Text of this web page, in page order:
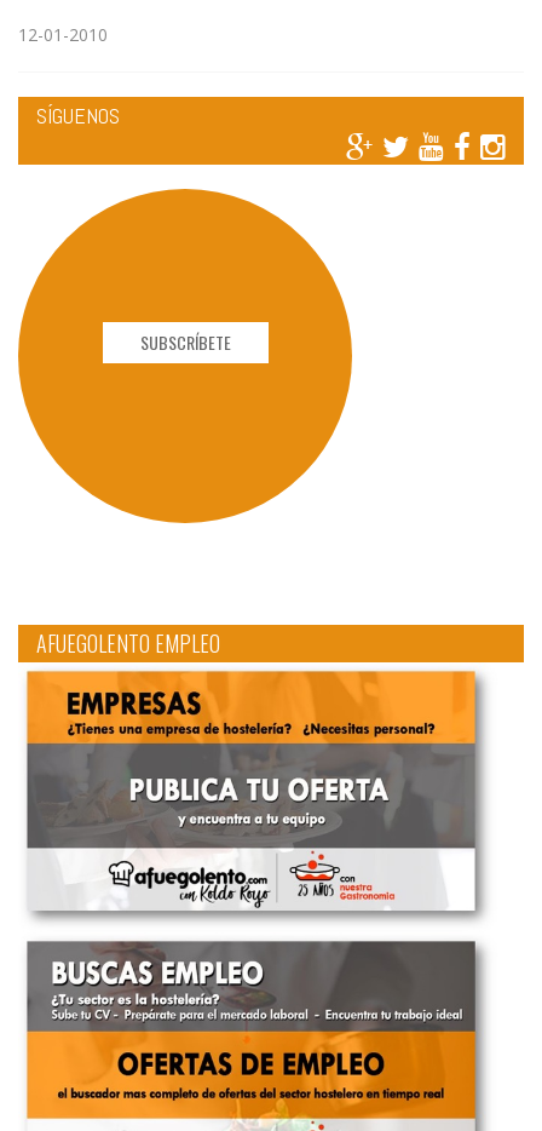
12-01-2010
SÍGUENOS
SUBSCRÍBETE
AFUEGOLENTO EMPLEO